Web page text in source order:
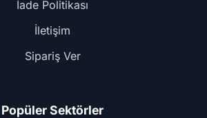
İade Politikası
İletişim
Sipariş Ver
Popüler Sektörler